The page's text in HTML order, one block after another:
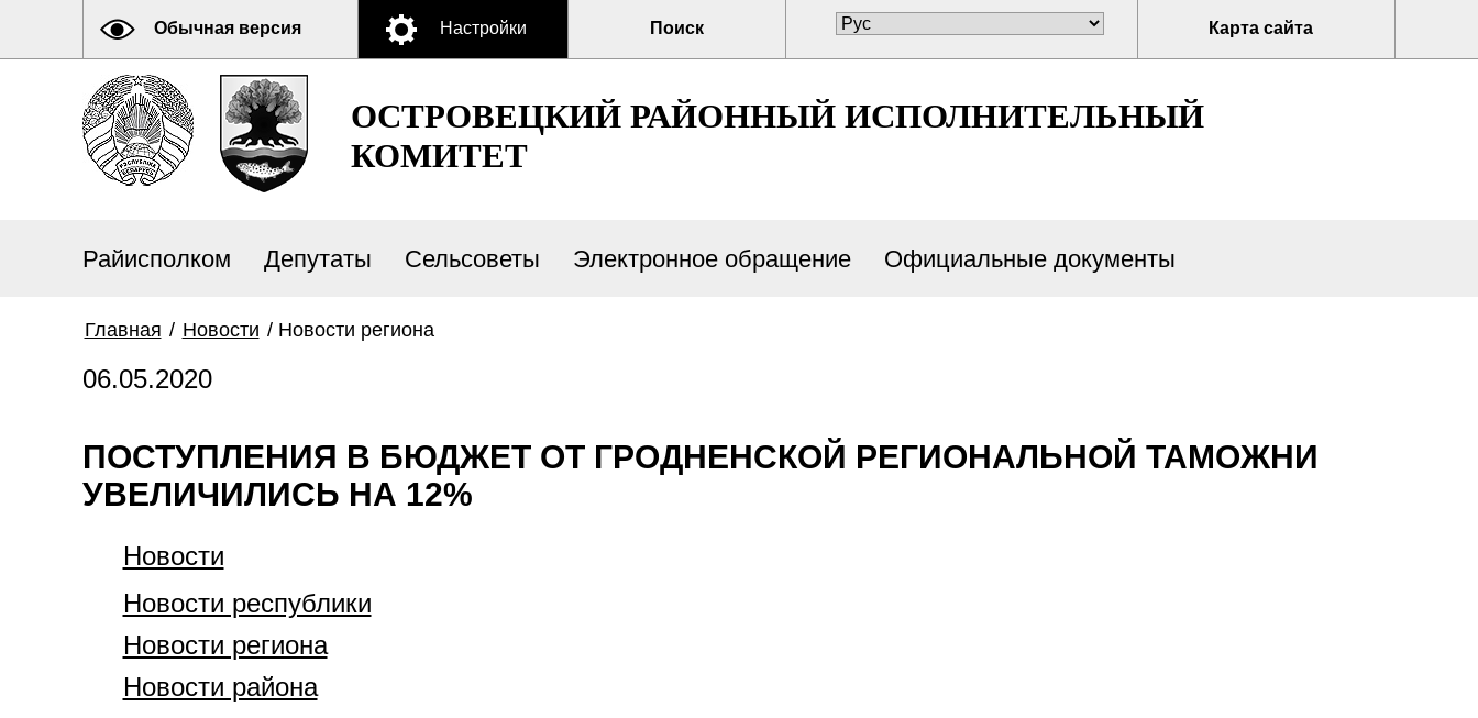
Обычная версия Настройки Поиск Карта сайта
ОСТРОВЕЦКИЙ РАЙОННЫЙ ИСПОЛНИТЕЛЬНЫЙ
КОМИТЕТ
Райисполком Депутаты Сельсоветы Электронное обращение Официальные документы
Главная / Новости / Новости региона
06.05.2020
ПОСТУПЛЕНИЯ В БЮДЖЕТ ОТ ГРОДНЕНСКОЙ РЕГИОНАЛЬНОЙ ТАМОЖНИ
УВЕЛИЧИЛИСЬ НА 12%
Новости
Новости республики
Новости региона
Новости района